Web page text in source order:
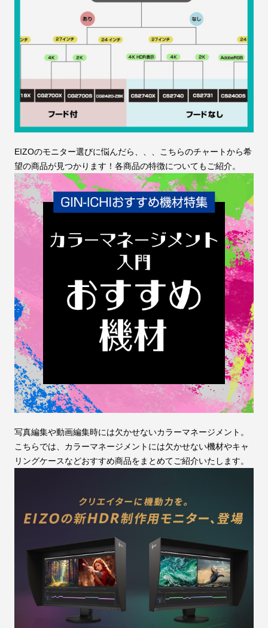
EIZOのモニター選びに悩んだら、、、こちらのチャートから希
望の商品が見つかります！各商品の特徴についてもご紹介。
写真編集や動画編集時には欠かせないカラーマネージメント。
こちらでは、カラーマネージメントには欠かせない機材やキャ
リングケースなどおすすめ商品をまとめてご紹介いたします。